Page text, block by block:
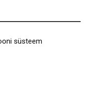
süsteem